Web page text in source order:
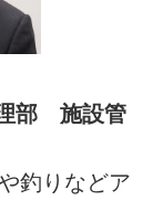
部 施設管
釣りなどア